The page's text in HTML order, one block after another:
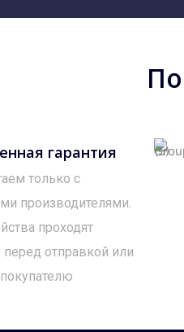
гарантия
только с
производителями.
проходят
перед отправкой или